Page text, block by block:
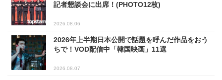
記者懇談会に出席！(PHOTO12枚)
2026.08.06
2026年上半期日本公開で話題を呼んだ作品をおう
ちで！VOD配信中「韓国映画」11選
2026.08.07